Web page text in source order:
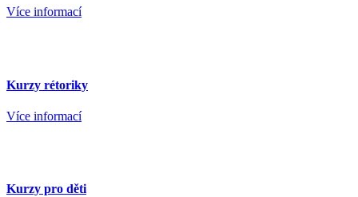
Více informací
Kurzy rétoriky
Více informací
Kurzy pro děti